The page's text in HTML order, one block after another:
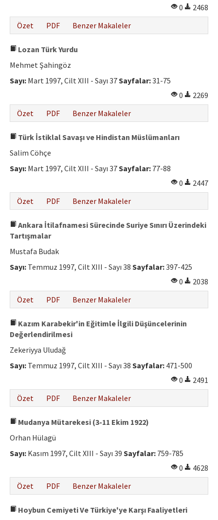
0
2468
Özet
PDF Benzer Makaleler
Lozan Türk Yurdu
Mehmet Şahingöz
Sayı: Mart 1997, Cilt XIII - Sayı 37Sayfalar:31-75
0
2269
Özet
PDF Benzer Makaleler
Türk İstiklal Savaşı ve Hindistan Müslümanları
Salim Cöhçe
Sayı: Mart 1997, Cilt XIII - Sayı 37Sayfalar: 77-88
0
2447
Özet
PDF Benzer Makaleler
Ankara İtilafnamesi Sürecinde Suriye Sınırı Üzerindeki
Tartışmalar
Mustafa Budak
Sayı: Temmuz 1997, Cilt XIII - Sayı 38 Sayfalar:397-425
0
2038
Özet
PDF Benzer Makaleler
Kazım Karabekir'in Eğitimle İlgili Düşüncelerinin
Değerlendirilmesi
Zekeriyya Uludağ
Sayı: Temmuz 1997, Cilt XIII - Sayı 38 Sayfalar: 471-500
0
2491
Özet
PDF Benzer Makaleler
Mudanya Mütarekesi (3-11 Ekim 1922)
Orhan Hülagü
Sayı: Kasım 1997, Cilt XIII - Sayı 39 Sayfalar: 759-785
0
4628
Özet
PDF Benzer Makaleler
Hoybun Cemiyeti Ve Türkiye'ye Karşı Faaliyetleri